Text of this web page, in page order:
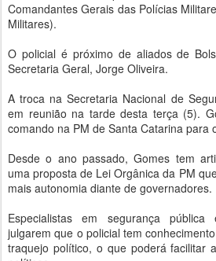
Comandantes Gerais das Polícias
Militares).
O policial é próximo de aliados de
Secretaria Geral, Jorge Oliveira.
A troca na Secretaria Nacional de
em reunião na tarde desta terça (5).
comando na PM de Santa Catarina para
Desde o ano passado, Gomes tem
uma proposta de Lei Orgânica da PM
mais autonomia diante de governadores.
Especialistas em segurança
julgarem que o policial tem
traquejo político, o que poderá facilitar